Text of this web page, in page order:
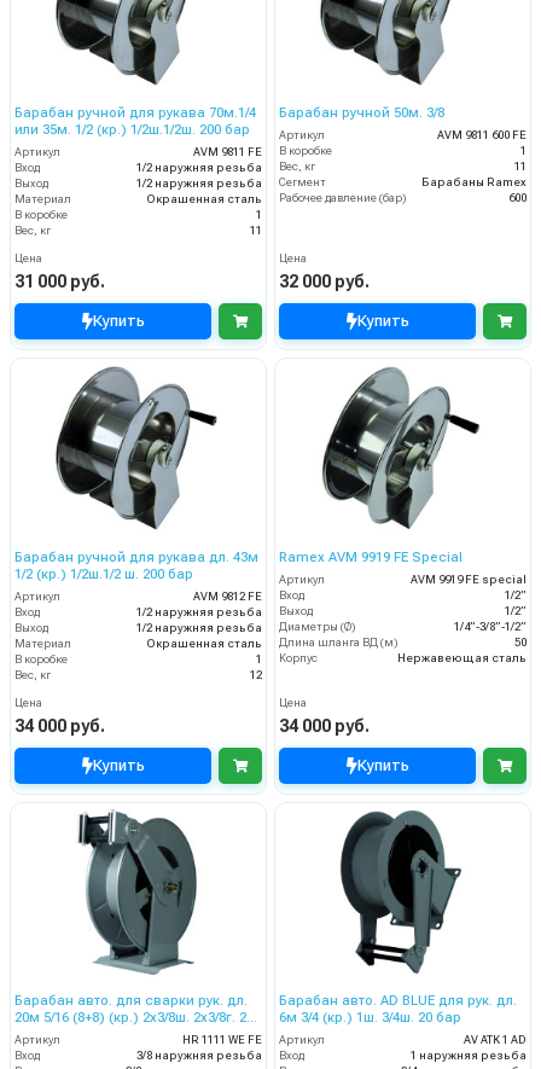
Барабан ручной для рукава 70м.1/4
или 35м. 1/2 (кр.) 1/2ш.1/2ш. 200 бар
Артикул
AVM 9811 FE
Вход
1/2 наружняя резьба
Выход
1/2 наружняя резьба
Материал
Окрашенная сталь
В коробке
1
Вес, кг
11
Цена
31 000 руб.
Купить
Барабан ручной 50м. 3/8
Артикул
AVM 9811 600 FE
В коробке
1
Вес, кг
11
Сегмент
Барабаны Ramex
Рабочее давление (бар)
600
Цена
32 000 руб.
Купить
Барабан ручной для рукава дл. 43м
1/2 (кр.) 1/2ш.1/2 ш. 200 бар
Артикул
AVM 9812 FE
Вход
1/2 наружняя резьба
Выход
1/2 наружняя резьба
Материал
Окрашенная сталь
В коробке
1
Вес, кг
12
Цена
34 000 руб.
Купить
Ramex AVM 9919 FE Special
Артикул
AVM 9919 FE special
Вход
1/2”
Выход
1/2”
Диаметры (Ø)
1/4”-3/8”-1/2”
Длина шланга ВД (м)
50
Корпус
Нержавеющая сталь
Цена
34 000 руб.
Купить
Барабан авто. для сварки рук. дл.
20м 5/16 (8+8) (кр.) 2x3/8ш. 2x3/8г. 20
бар
Артикул
HR 1111 WE FE
Вход
3/8 наружняя резьба
Барабан авто. AD BLUE для рук. дл.
6м 3/4 (кр.) 1ш. 3/4ш. 20 бар
Артикул
AV ATK 1 AD
Вход
1 наружняя резьба